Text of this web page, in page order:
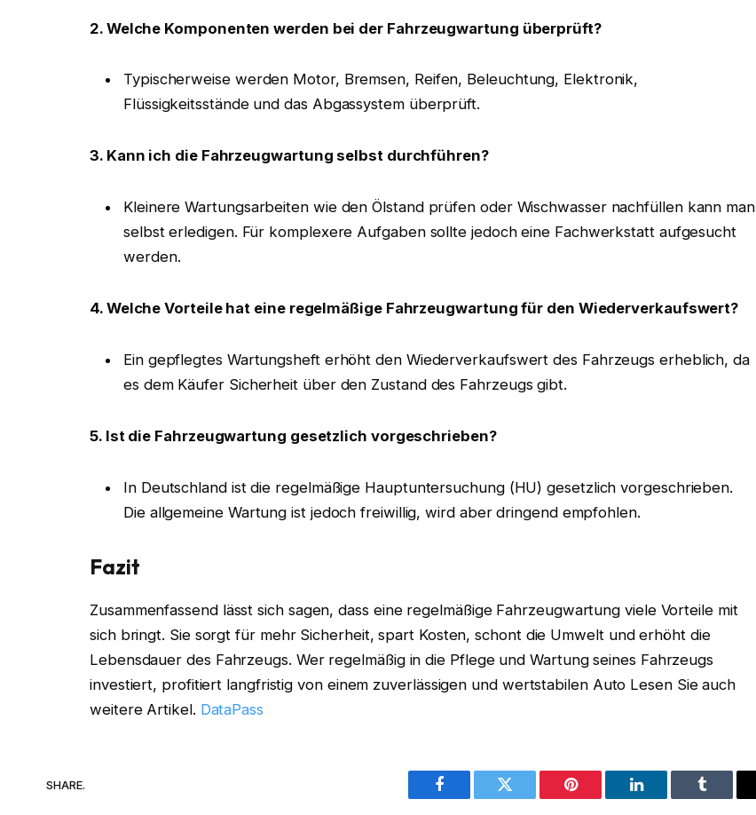
2. Welche Komponenten werden bei der Fahrzeugwartung überprüft?
Typischerweise werden Motor, Bremsen, Reifen, Beleuchtung, Elektronik,
Flüssigkeitsstände und das Abgassystem überprüft.
3. Kann ich die Fahrzeugwartung selbst durchführen?
Kleinere Wartungsarbeiten wie den Ölstand prüfen oder Wischwasser nachfüllen kann man
selbst erledigen. Für komplexere Aufgaben sollte jedoch eine Fachwerkstatt aufgesucht
werden.
4. Welche Vorteile hat eine regelmäßige Fahrzeugwartung für den Wiederverkaufswert?
Ein gepflegtes Wartungsheft erhöht den Wiederverkaufswert des Fahrzeugs erheblich, da
es dem Käufer Sicherheit über den Zustand des Fahrzeugs gibt.
5. Ist die Fahrzeugwartung gesetzlich vorgeschrieben?
In Deutschland ist die regelmäßige Hauptuntersuchung (HU) gesetzlich vorgeschrieben.
Die allgemeine Wartung ist jedoch freiwillig, wird aber dringend empfohlen.
Fazit
Zusammenfassend lässt sich sagen, dass eine regelmäßige Fahrzeugwartung viele Vorteile mit
sich bringt. Sie sorgt für mehr Sicherheit, spart Kosten, schont die Umwelt und erhöht die
Lebensdauer des Fahrzeugs. Wer regelmäßig in die Pflege und Wartung seines Fahrzeugs
investiert, profitiert langfristig von einem zuverlässigen und wertstabilen Auto Lesen Sie auch
weitere Artikel. DataPass
SHARE.
Facebook Twitter Pinterest LinkedIn Tumblr